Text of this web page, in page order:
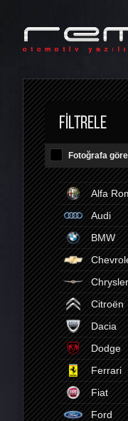
FILTRELE
Fotoğrafa göre
Alfa
Audi
BMW
Chrysler
Citroën
Dacia
Dodge
Ferrari
Fiat
Ford